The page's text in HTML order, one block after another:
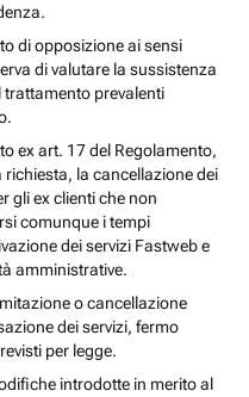
di opposizione ai sensi
di valutare la sussistenza
trattamento prevalenti
ex art. 17 del Regolamento,
la cancellazione dei
gli ex clienti che non
comunque i tempi
dei servizi Fastweb e
amministrative.
o cancellazione
dei servizi, fermo
per legge.
introdotte in merito al